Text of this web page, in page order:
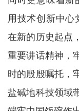
用技术创新中心
在新的历史起点
重要讲话精神，
时的殷殷嘱托，
盐碱地科技领域